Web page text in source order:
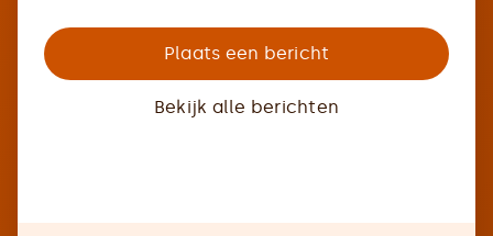
Plaats een bericht
Bekijk alle berichten